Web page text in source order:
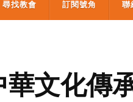
尋找教會 訂閱號角 聯
文化傳